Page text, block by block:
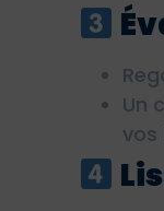
Un
vos